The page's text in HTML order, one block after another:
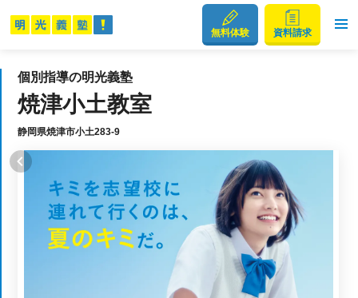
無料体験 資料請求
個別指導の明光義塾
焼津小土教室
静岡県焼津市小土283-9